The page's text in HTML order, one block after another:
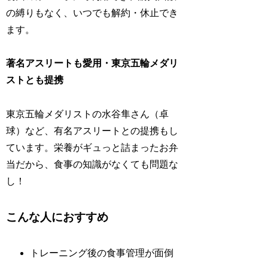
の縛りもなく、いつでも解約・休止でき
ます。
著名アスリートも愛用・東京五輪メダリ
ストとも提携
東京五輪メダリストの水谷隼さん（卓
球）など、有名アスリートとの提携もし
ています。栄養がギュっと詰まったお弁
当だから、食事の知識がなくても問題な
し！
こんな人におすすめ
トレーニング後の食事管理が面倒